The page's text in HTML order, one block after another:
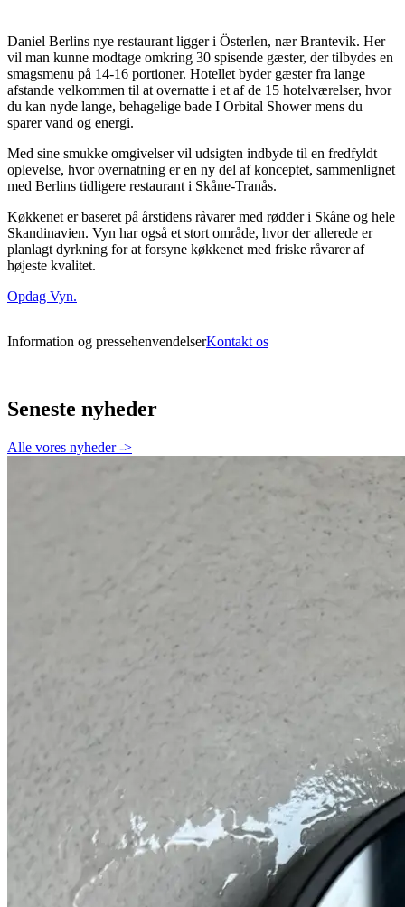
Daniel Berlins nye restaurant ligger i Österlen, nær Brantevik. Her
vil man kunne modtage omkring 30 spisende gæster, der tilbydes en
smagsmenu på 14-16 portioner. Hotellet byder gæster fra lange
afstande velkommen til at overnatte i et af de 15 hotelværelser, hvor
du kan nyde lange, behagelige bade I Orbital Shower mens du
sparer vand og energi.
Med sine smukke omgivelser vil udsigten indbyde til en fredfyldt
oplevelse, hvor overnatning er en ny del af konceptet, sammenlignet
med Berlins tidligere restaurant i Skåne-Tranås.
Køkkenet er baseret på årstidens råvarer med rødder i Skåne og hele
Skandinavien. Vyn har også et stort område, hvor der allerede er
planlagt dyrkning for at forsyne køkkenet med friske råvarer af
højeste kvalitet.
Opdag Vyn.
Information og pressehenvendelserKontakt os
Seneste nyheder
Alle vores nyheder ->